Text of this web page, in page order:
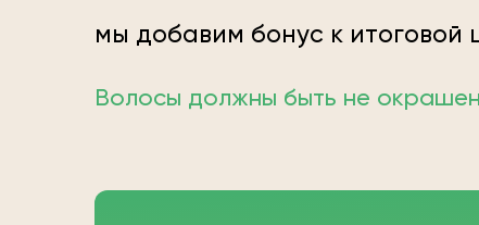
мы добавим бонус к итоговой
Волосы должны быть не